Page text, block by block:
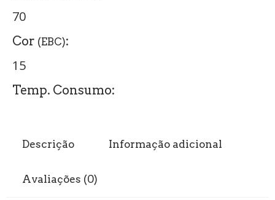
70
Cor (EBC):
15
Temp. Consumo:
Descrição Informação adicional
Avaliações (0)